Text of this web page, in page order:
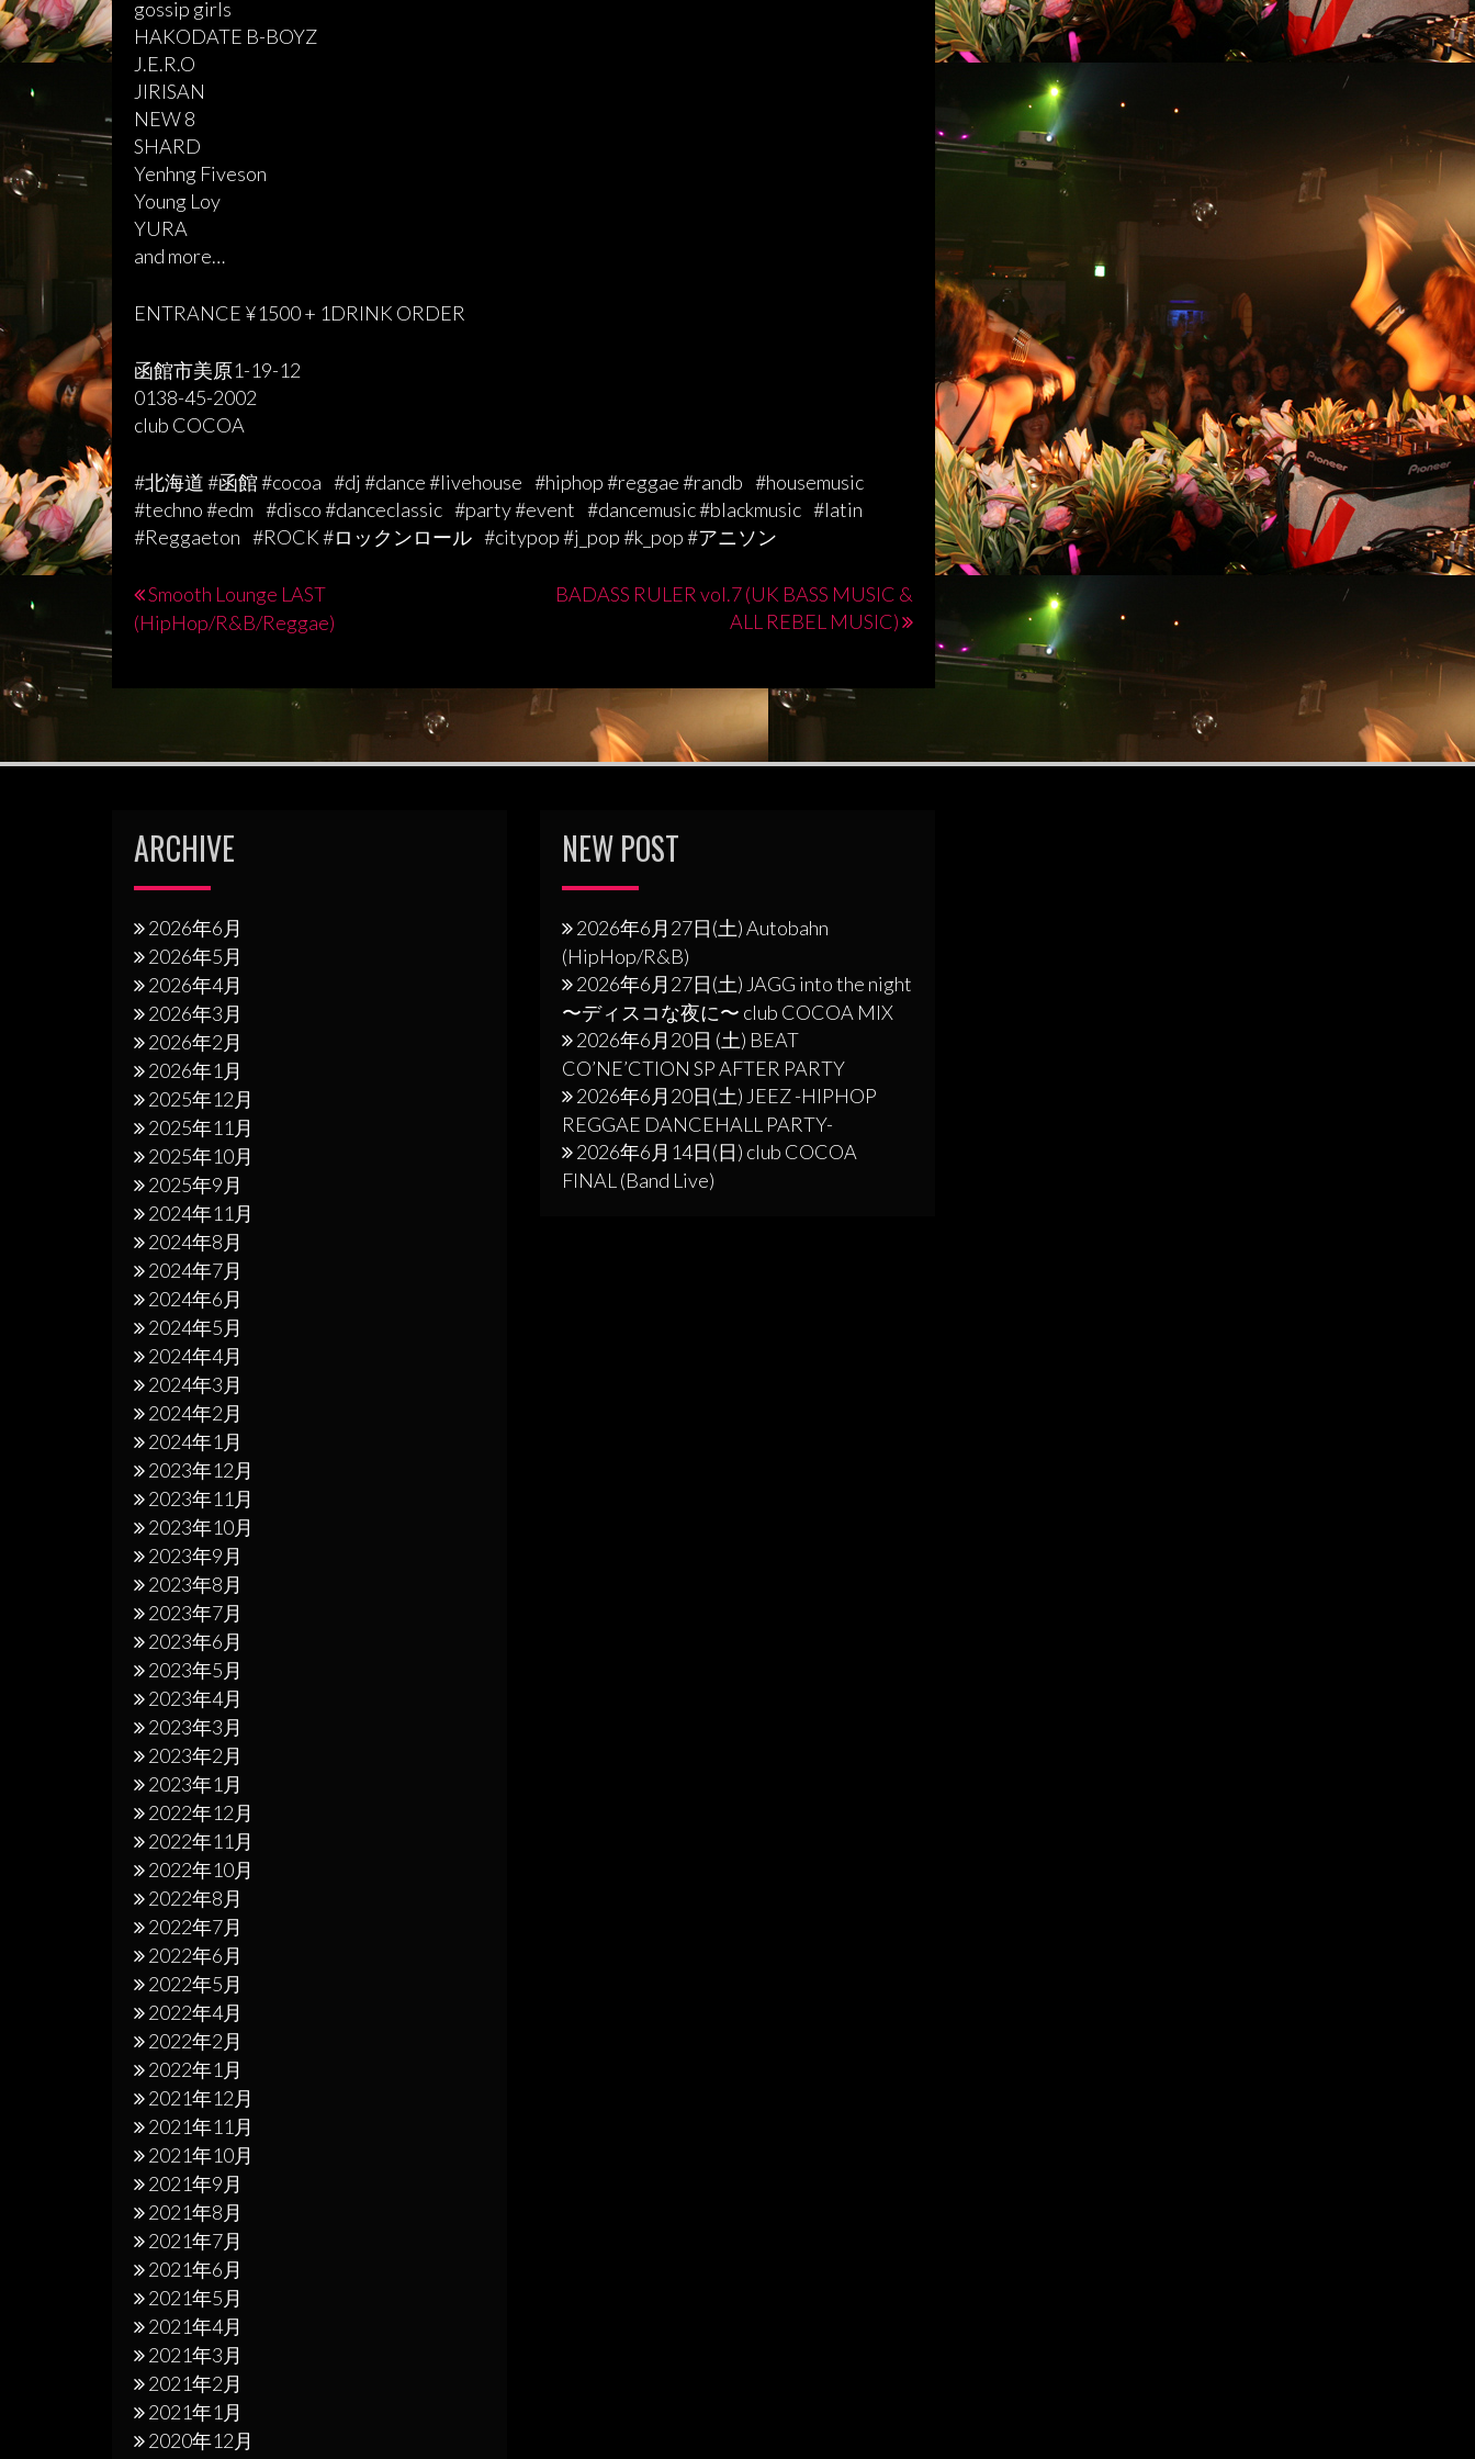
gossip girls
HAKODATE B-BOYZ
J.E.R.O
JIRISAN
NEW 8
SHARD
Yenhng Fiveson
Young Loy
YURA
and more…
ENTRANCE ¥1500 + 1DRINK ORDER
函館市美原1-19-12
0138-45-2002
club COCOA
#北海道 #函館 #cocoa #dj #dance #livehouse #hiphop #reggae #randb #housemusic
#techno #edm #disco #danceclassic #party #event #dancemusic #blackmusic #latin
#Reggaeton #ROCK #ロックンロール #citypop #j_pop #k_pop #アニソン
投
ナ
ゲ
シ
ョ
Smooth Lounge LAST
(HipHop/R&B/Reggae)
BADASS RULER vol.7 (UK BASS MUSIC &
ALL REBEL MUSIC)
ARCHIVE
2026年6月
2026年5月
2026年4月
2026年3月
2026年2月
2026年1月
2025年12月
2025年11月
2025年10月
2025年9月
2024年11月
2024年8月
2024年7月
2024年6月
2024年5月
2024年4月
2024年3月
2024年2月
2024年1月
2023年12月
2023年11月
2023年10月
2023年9月
2023年8月
2023年7月
2023年6月
2023年5月
2023年4月
2023年3月
2023年2月
2023年1月
2022年12月
2022年11月
2022年10月
2022年8月
2022年7月
2022年6月
2022年5月
2022年4月
2022年2月
2022年1月
2021年12月
2021年11月
2021年10月
2021年9月
2021年8月
2021年7月
2021年6月
2021年5月
2021年4月
2021年3月
2021年2月
2021年1月
2020年12月
NEW POST
2026年6月27日(土) Autobahn
(HipHop/R&B)
2026年6月27日(土) JAGG into the night
〜ディスコな夜に〜 club COCOA MIX
2026年6月20日 (土) BEAT
CO’NE’CTION SP AFTER PARTY
2026年6月20日(土) JEEZ -HIPHOP
REGGAE DANCEHALL PARTY-
2026年6月14日(日) club COCOA
FINAL (Band Live)